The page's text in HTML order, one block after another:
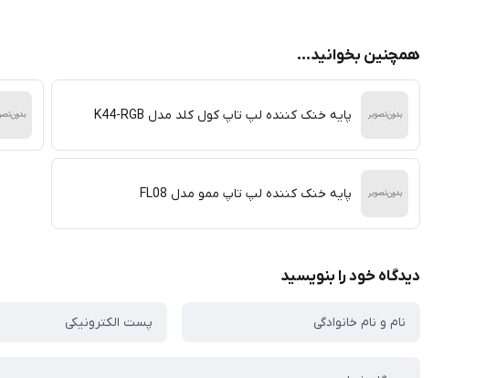
همچنین بخوانید...
پایه خنک کننده لپ تاپ کول کلد مدل K44-RGB
پایه خنک کننده لپ تاپ ممو مدل FL08
دیدگاه خود را بنویسید